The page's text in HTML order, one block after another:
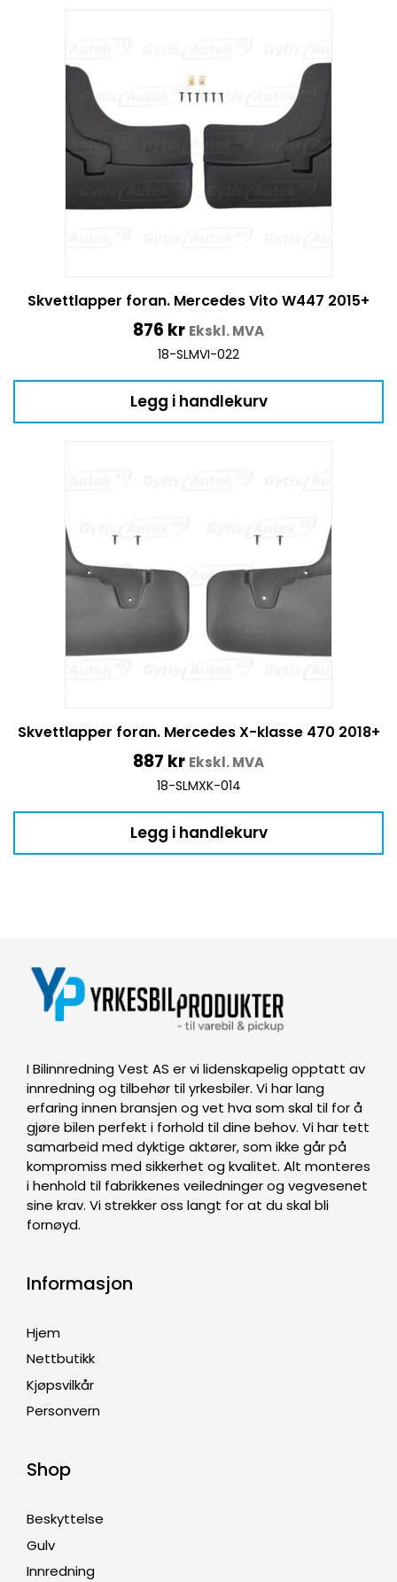
Skvettlapper foran. Mercedes Vito W447 2015+
876 kr Ekskl. MVA
18-SLMVI-022
Legg i handlekurv
Skvettlapper foran. Mercedes X-klasse 470 2018+
887 kr Ekskl. MVA
18-SLMXK-014
Legg i handlekurv
I Bilinnredning Vest AS er vi lidenskapelig opptatt av
innredning og tilbehør til yrkesbiler. Vi har lang
erfaring innen bransjen og vet hva som skal til for å
gjøre bilen perfekt i forhold til dine behov. Vi har tett
samarbeid med dyktige aktører, som ikke går på
kompromiss med sikkerhet og kvalitet. Alt monteres
i henhold til fabrikkenes veiledninger og vegvesenet
sine krav. Vi strekker oss langt for at du skal bli
fornøyd.
Informasjon
Hjem
Nettbutikk
Kjøpsvilkår
Personvern
Shop
Beskyttelse
Gulv
Innredning